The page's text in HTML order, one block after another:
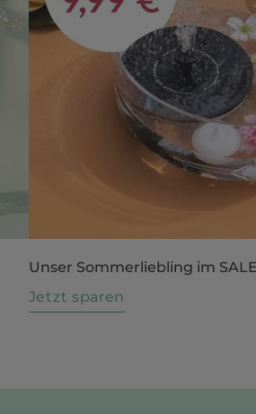
Unser Sommerliebling im SALE
Jetzt sparen